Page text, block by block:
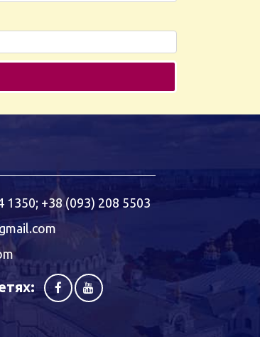
1350; +38 (093) 208 5503